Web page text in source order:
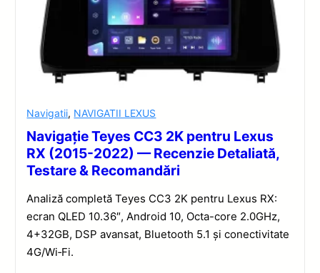
Navigatii, NAVIGATII LEXUS
Navigație Teyes CC3 2K pentru Lexus
RX (2015-2022) — Recenzie Detaliată,
Testare & Recomandări
Analiză completă Teyes CC3 2K pentru Lexus RX:
ecran QLED 10.36″, Android 10, Octa-core 2.0GHz,
4+32GB, DSP avansat, Bluetooth 5.1 și conectivitate
4G/Wi‑Fi.